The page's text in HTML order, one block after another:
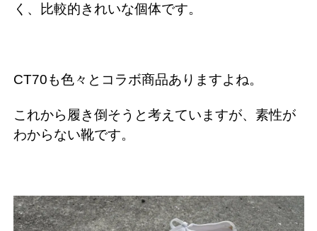
く、比較的きれいな個体です。
CT70も色々とコラボ商品ありますよね。
これから履き倒そうと考えていますが、素性が
わからない靴です。